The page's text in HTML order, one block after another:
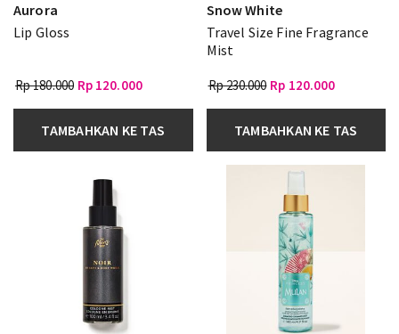
Aurora
Lip Gloss
Rp 180.000 Rp 120.000
TAMBAHKAN KE TAS
Snow White
Travel Size Fine Fragrance
Mist
Rp 230.000 Rp 120.000
TAMBAHKAN KE TAS